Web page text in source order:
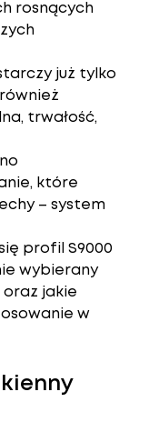
rosnących
już tylko
, trwałość,
które
– system
profil S9000
wybierany
jakie
w